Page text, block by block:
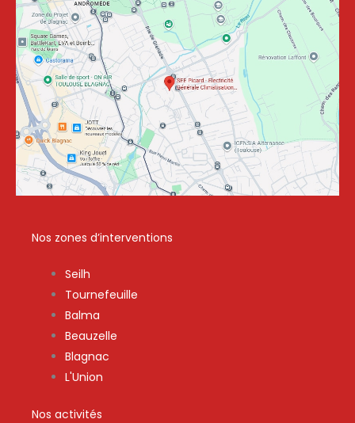
Nos zones d’interventions
Seilh
Tournefeuille
Balma
Beauzelle
Blagnac
L'Union
Nos activités